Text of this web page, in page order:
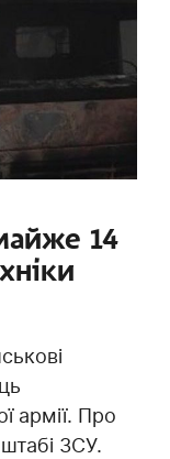
14
армії. Про
ЗСУ.